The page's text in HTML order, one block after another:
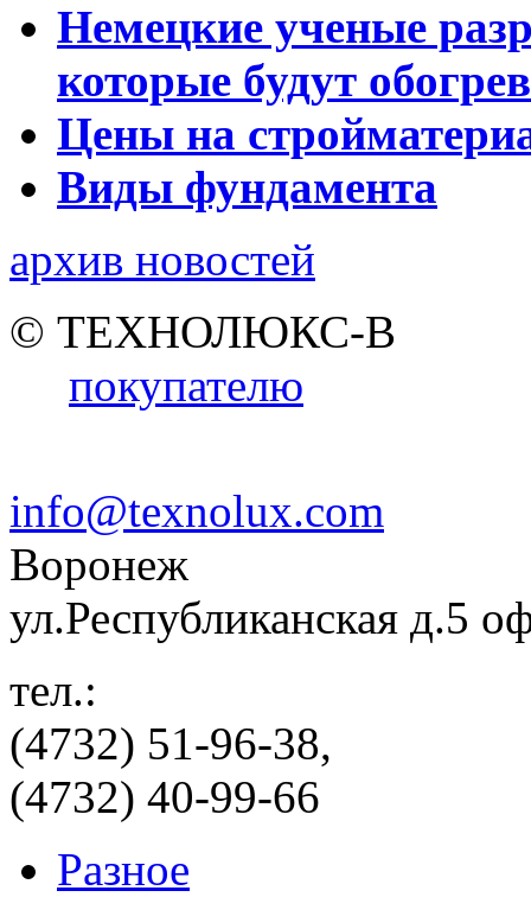
Немецкие ученые
которые будут
Цены на
Виды фундамента
архив новостей
© ТЕХНОЛЮКС-В
покупателю
info@texnolux.com
Воронеж
ул.Республиканская д.5
тел.:
(4732) 51-96-38,
(4732) 40-99-66
Разное